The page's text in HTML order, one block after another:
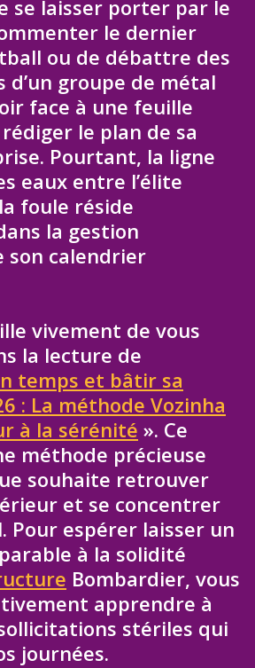
se laisser porter par le
le dernier
ou de débattre des
d’un groupe de métal
face à une feuille
le plan de sa
Pourtant, la ligne
eaux entre l’élite
foule réside
la gestion
son calendrier
vivement de vous
la lecture de
temps et bâtir sa
: La méthode Vozinha
à la sérénité ». Ce
méthode précieuse
souhaite retrouver
et se concentrer
Pour espérer laisser un
à la solidité
Bombardier, vous
apprendre à
stériles qui
journées.